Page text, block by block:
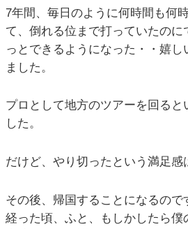
7年間、毎日のように何時間も何
て、倒れる位まで打っていたのに
っとできるようになった・・嬉し
ました。
プロとして地方のツアーを回る
した。
だけど、やり切ったという満足感
その後、帰国することになるの
経った頃、ふと、もしかしたら僕